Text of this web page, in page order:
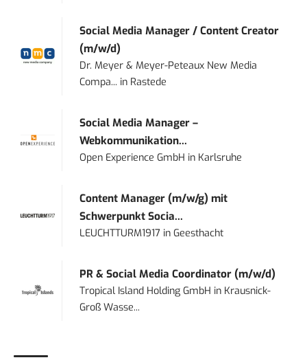
Social Media Manager / Content Creator
(m/w/d)
Dr. Meyer & Meyer-Peteaux New Media
Compa... in Rastede
Social Media Manager –
Webkommunikation...
Open Experience GmbH in Karlsruhe
Content Manager (m/w/g) mit
Schwerpunkt Socia...
LEUCHTTURM1917 inGeesthacht
PR & Social Media Coordinator (m/w/d)
Tropical Island Holding GmbH in Krausnick-
Groß Wasse...